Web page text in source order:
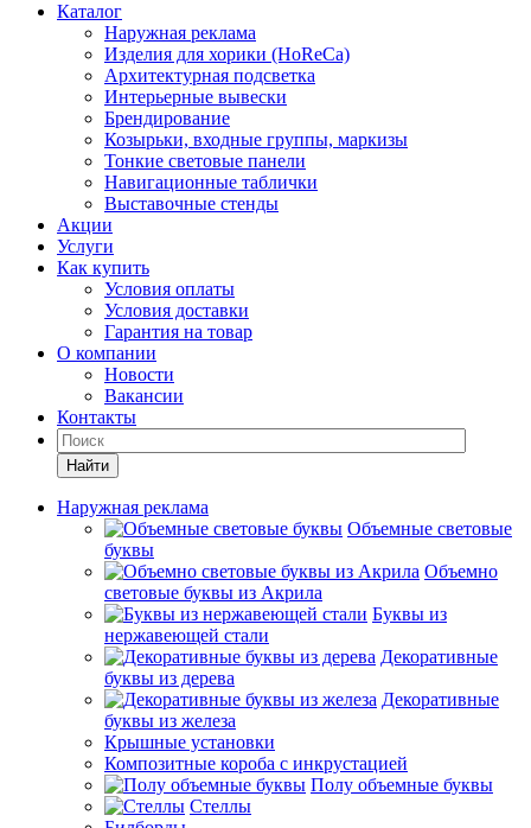
Каталог
Наружная реклама
Изделия для хорики (HoReCa)
Архитектурная подсветка
Интерьерные вывески
Брендирование
Козырьки, входные группы, маркизы
Тонкие световые панели
Навигационные таблички
Выставочные стенды
Акции
Услуги
Как купить
Условия оплаты
Условия доставки
Гарантия на товар
О компании
Новости
Вакансии
Контакты
Найти
Наружная реклама
Объемные световые
буквы
Объемно
световые буквы из Акрила
Буквы из
нержавеющей стали
Декоративные
буквы из дерева
Декоративные
буквы из железа
Крышные установки
Композитные короба с инкрустацией
Полу объемные буквы
Стеллы